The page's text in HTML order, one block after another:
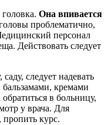
Она впивается
проблематично,
персонал
Действовать следует
следует надевать
кремами
в больницу,
у врача. Для
курс.